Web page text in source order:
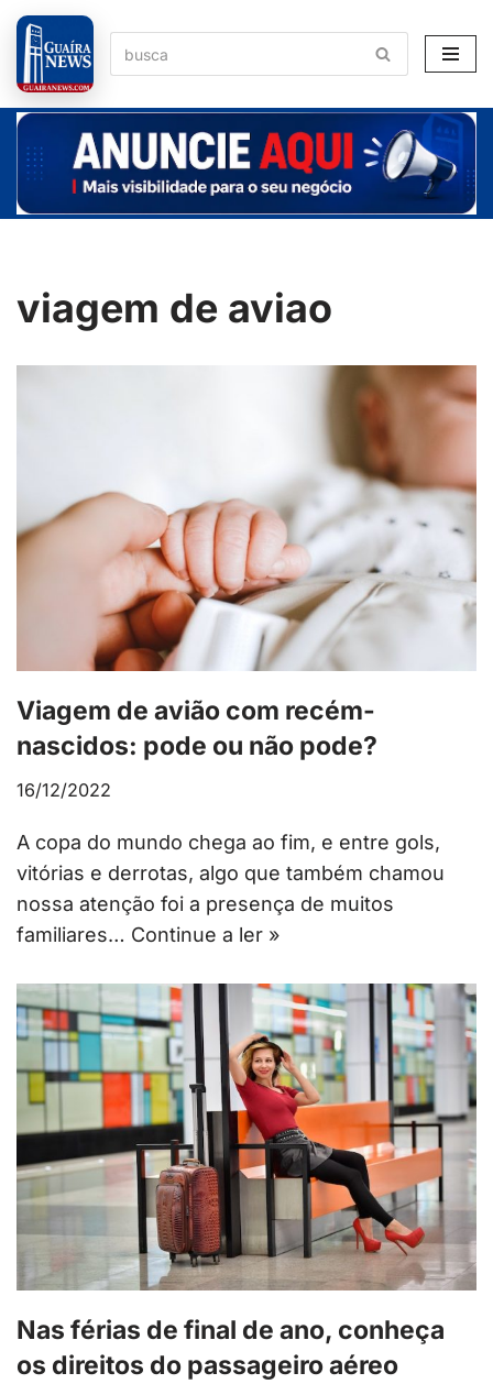
Pular
para
o
conteúdo
viagem de aviao
Viagem de avião com recém-
nascidos: pode ou não pode?
16/12/2022
A copa do mundo chega ao fim, e entre gols,
vitórias e derrotas, algo que também chamou
nossa atenção foi a presença de muitos
familiares… Continue a ler »
Nas férias de final de ano, conheça
os direitos do passageiro aéreo